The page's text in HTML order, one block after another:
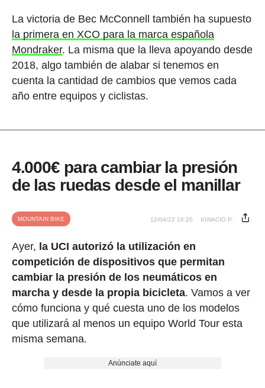
La victoria de Bec McConnell también ha supuesto
la primera en XCO para la marca española
Mondraker. La misma que la lleva apoyando desde
2018, algo también de alabar si tenemos en
cuenta la cantidad de cambios que vemos cada
año entre equipos y ciclistas.
4.000€ para cambiar la presión
de las ruedas desde el manillar
MOUNTAIN BIKE 12/04/22 16:20 IGNACIO P.
Ayer, la UCI autorizó la utilización en
competición de dispositivos que permitan
cambiar la presión de los neumáticos en
marcha y desde la propia bicicleta. Vamos a ver
cómo funciona y qué cuesta uno de los modelos
que utilizará al menos un equipo World Tour esta
misma semana.
Anúnciate aquí